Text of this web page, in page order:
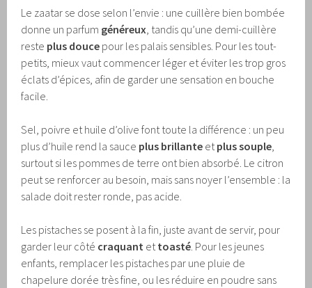
Le zaatar se dose selon l’envie : une cuillère bien bombée
donne un parfum généreux, tandis qu’une demi-cuillère
reste plus douce pour les palais sensibles. Pour les tout-
petits, mieux vaut commencer léger et éviter les trop gros
éclats d’épices, afin de garder une sensation en bouche
facile.
Sel, poivre et huile d’olive font toute la différence : un peu
plus d’huile rend la sauce plus brillante etplus souple,
surtout si les pommes de terre ont bien absorbé. Le citron
peut se renforcer au besoin, mais sans noyer l’ensemble : la
salade doit rester ronde, pas acide.
Les pistaches se posent à la fin, juste avant de servir, pour
garder leur côté craquant ettoasté. Pour les jeunes
enfants, remplacer les pistaches par une pluie de
chapelure dorée très fine, ou les réduire en poudre sans